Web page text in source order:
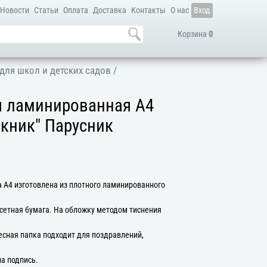
Новости Статьи Оплата Доставка Контакты О нас Вход
Корзина 0
школ и детских садов /
ламинированная А4
Парусник
изготовлена из плотного ламинированного
бумага. На обложку методом тиснения
папка подходит для поздравлений,
подпись.